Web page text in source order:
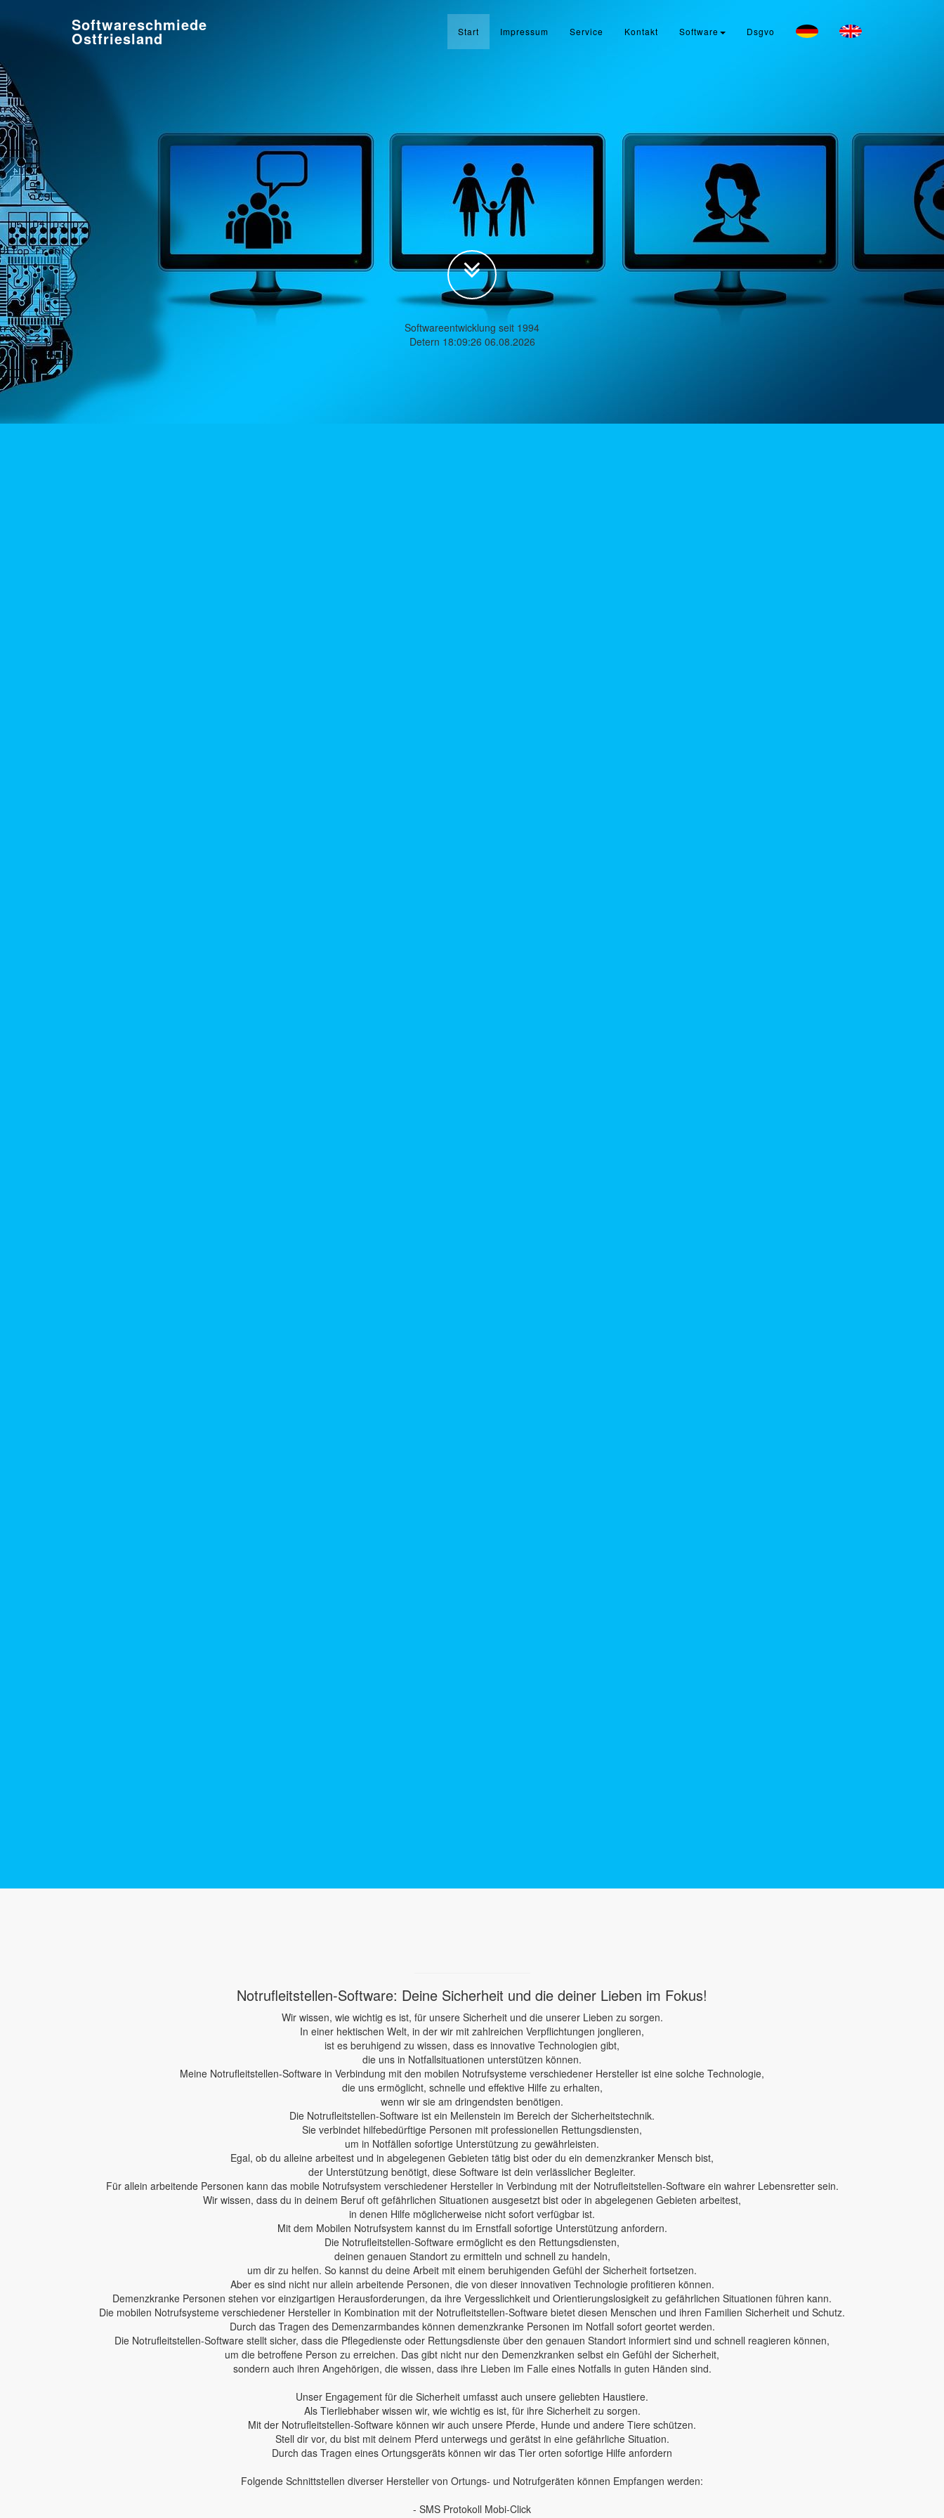
Softwareschmiede
Ostfriesland Start Impressum Service Kontakt Software Dsgvo
Softwareentwicklung seit 1994
Detern 18:09:26 06.08.2026
Notrufleitstellen-Software: Deine Sicherheit und die deiner Lieben im Fokus!
Wir wissen, wie wichtig es ist, für unsere Sicherheit und die unserer Lieben zu sorgen.
In einer hektischen Welt, in der wir mit zahlreichen Verpflichtungen jonglieren,
ist es beruhigend zu wissen, dass es innovative Technologien gibt,
die uns in Notfallsituationen unterstützen können.
Meine Notrufleitstellen-Software in Verbindung mit den mobilen Notrufsysteme verschiedener Hersteller ist eine solche Technologie,
die uns ermöglicht, schnelle und effektive Hilfe zu erhalten,
wenn wir sie am dringendsten benötigen.
Die Notrufleitstellen-Software ist ein Meilenstein im Bereich der Sicherheitstechnik.
Sie verbindet hilfebedürftige Personen mit professionellen Rettungsdiensten,
um in Notfällen sofortige Unterstützung zu gewährleisten.
Egal, ob du alleine arbeitest und in abgelegenen Gebieten tätig bist oder du ein demenzkranker Mensch bist,
der Unterstützung benötigt, diese Software ist dein verlässlicher Begleiter.
Für allein arbeitende Personen kann das mobile Notrufsystem verschiedener Hersteller in Verbindung mit der Notrufleitstellen-Software ein wahrer Lebensretter sein.
Wir wissen, dass du in deinem Beruf oft gefährlichen Situationen ausgesetzt bist oder in abgelegenen Gebieten arbeitest,
in denen Hilfe möglicherweise nicht sofort verfügbar ist.
Mit dem Mobilen Notrufsystem kannst du im Ernstfall sofortige Unterstützung anfordern.
Die Notrufleitstellen-Software ermöglicht es den Rettungsdiensten,
deinen genauen Standort zu ermitteln und schnell zu handeln,
um dir zu helfen. So kannst du deine Arbeit mit einem beruhigenden Gefühl der Sicherheit fortsetzen.
Aber es sind nicht nur allein arbeitende Personen, die von dieser innovativen Technologie profitieren können.
Demenzkranke Personen stehen vor einzigartigen Herausforderungen, da ihre Vergesslichkeit und Orientierungslosigkeit zu gefährlichen Situationen führen kann.
Die mobilen Notrufsysteme verschiedener Hersteller in Kombination mit der Notrufleitstellen-Software bietet diesen Menschen und ihren Familien Sicherheit und Schutz.
Durch das Tragen des Demenzarmbandes können demenzkranke Personen im Notfall sofort geortet werden.
Die Notrufleitstellen-Software stellt sicher, dass die Pflegedienste oder Rettungsdienste über den genauen Standort informiert sind und schnell reagieren können,
um die betroffene Person zu erreichen. Das gibt nicht nur den Demenzkranken selbst ein Gefühl der Sicherheit,
sondern auch ihren Angehörigen, die wissen, dass ihre Lieben im Falle eines Notfalls in guten Händen sind.
Unser Engagement für die Sicherheit umfasst auch unsere geliebten Haustiere.
Als Tierliebhaber wissen wir, wie wichtig es ist, für ihre Sicherheit zu sorgen.
Mit der Notrufleitstellen-Software können wir auch unsere Pferde, Hunde und andere Tiere schützen.
Stell dir vor, du bist mit deinem Pferd unterwegs und gerätst in eine gefährliche Situation.
Durch das Tragen eines Ortungsgeräts können wir das Tier orten sofortige Hilfe anfordern
Folgende Schnittstellen diverser Hersteller von Ortungs- und Notrufgeräten können Empfangen werden:
- SMS Protokoll Mobi-Click